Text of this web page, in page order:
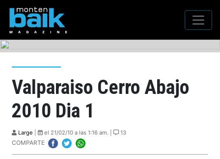
Valparaiso Cerro Abajo
2010 Dia 1
Large el 21/02/10 a las 1:16 am. | 13
COMPARTE